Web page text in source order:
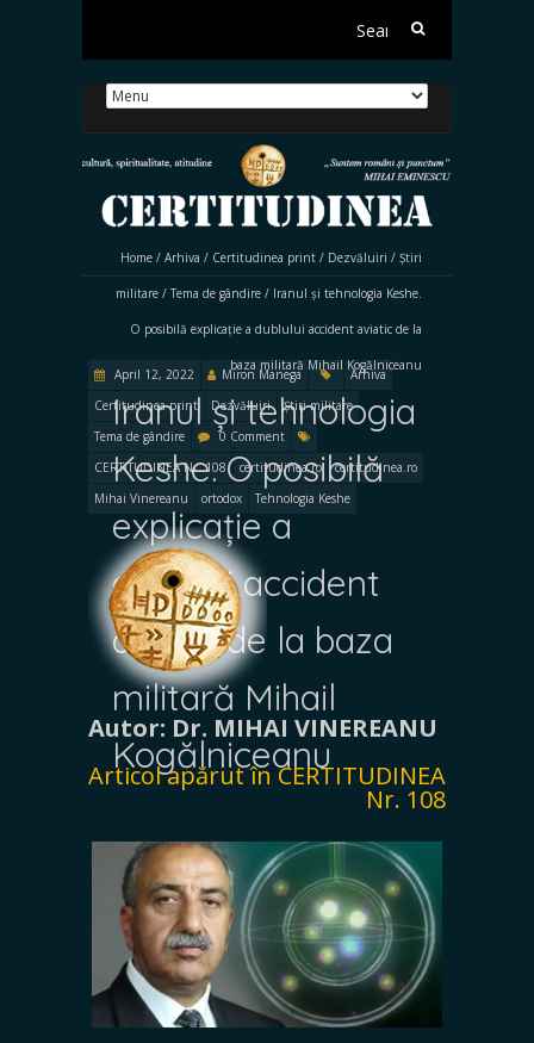
Search
Home / Arhiva / Certitudinea print / Dezvăluiri / Știri
militare / Tema de gândire / Iranul și tehnologia Keshe.
O posibilă explicație a dublului accident aviatic de la
baza militară Mihail Kogălniceanu
Iranul și tehnologia
Keshe. O posibilă
explicație a
dublului accident
aviatic de la baza
militară Mihail
Kogălniceanu
April 12, 2022 Miron Manega
Arhiva
Certitudinea print
Dezvăluiri
Știri militare
Tema de gândire
0 Comment
CERTITUDINEA Nr. 108
certitudinea.ro
certitudinea.ro
Mihai Vinereanu
ortodox Tehnologia Keshe
Autor: Dr. MIHAI VINEREANU
Articol apărut în CERTITUDINEA
Nr. 108